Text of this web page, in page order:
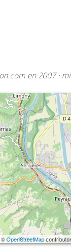
en 2007 ·
OpenStreetMap